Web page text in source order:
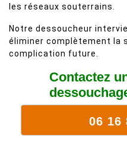
les réseaux souterrains.
Notre dessoucheur
éliminer complètement la
complication future.
Contactez
06 16